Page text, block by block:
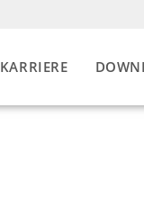
KARRIERE